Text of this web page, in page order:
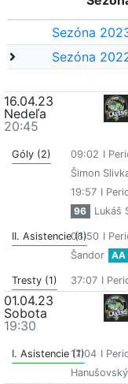
Sezóna
Sezóna
16.04.23
Nedeľa
20:45
Góly (2) 09:02 I
Šimon
19:57 I
96
Lukáš
II. Asistencie (1)
06:50 I
Šandor
AA
Tresty (1) 37:07 I
01.04.23
Sobota
19:30
I. Asistencie (1)17:04 I
Hanušovský